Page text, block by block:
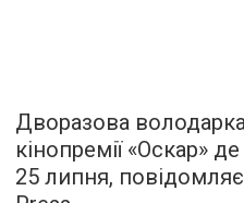
Дворазова
кінопремії «Оскар»
25 липня, повідомляє